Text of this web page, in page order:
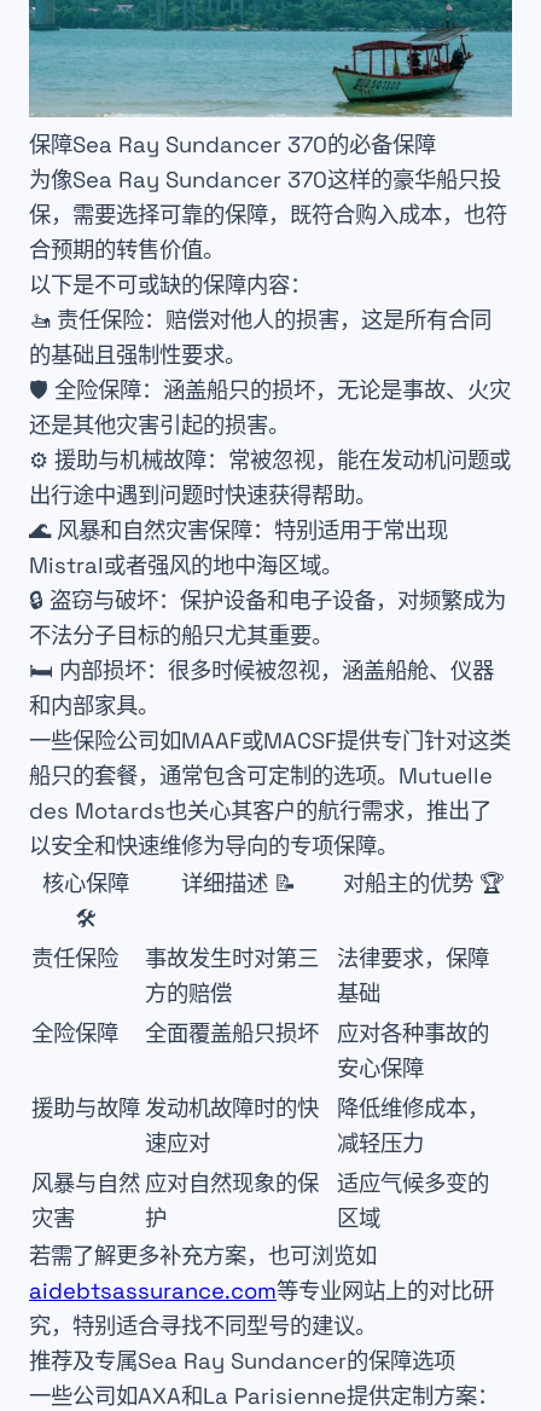
保障Sea Ray Sundancer 370的必备保障
为像Sea Ray Sundancer 370这样的豪华船只投
保，需要选择可靠的保障，既符合购入成本，也符
合预期的转售价值。
以下是不可或缺的保障内容：
🚤 责任保险：赔偿对他人的损害，这是所有合同
的基础且强制性要求。
🛡️ 全险保障：涵盖船只的损坏，无论是事故、火灾
还是其他灾害引起的损害。
⚙️ 援助与机械故障：常被忽视，能在发动机问题或
出行途中遇到问题时快速获得帮助。
🌊 风暴和自然灾害保障：特别适用于常出现
Mistral或者强风的地中海区域。
🔒 盗窃与破坏：保护设备和电子设备，对频繁成为
不法分子目标的船只尤其重要。
🛏️ 内部损坏：很多时候被忽视，涵盖船舱、仪器
和内部家具。
一些保险公司如MAAF或MACSF提供专门针对这类
船只的套餐，通常包含可定制的选项。 Mutuelle
des Motards也关心其客户的航行需求，推出了
以安全和快速维修为导向的专项保障。
核心保障
🛠️
详细描述 📝 对船主的优势 🏆
责任保险
事故发生时对第三
方的赔偿
法律要求，保障
基础
全险保障
全面覆盖船只损坏
应对各种事故的
安心保障
援助与故障发动机故障时的快
速应对
降低维修成本，
减轻压力
风暴与自然
灾害
应对自然现象的保
护
适应气候多变的
区域
若需了解更多补充方案，也可浏览如
aidebtsassurance.com等专业网站上的对比研
究，特别适合寻找不同型号的建议。
推荐及专属Sea Ray Sundancer的保障选项
一些公司如AXA和La Parisienne提供定制方案：